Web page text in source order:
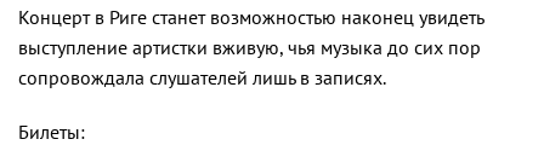
Концерт в Риге станет возможностью наконец увидеть
выступление артистки вживую, чья музыка до сих пор
сопровождала слушателей лишь в записях.
Билеты: